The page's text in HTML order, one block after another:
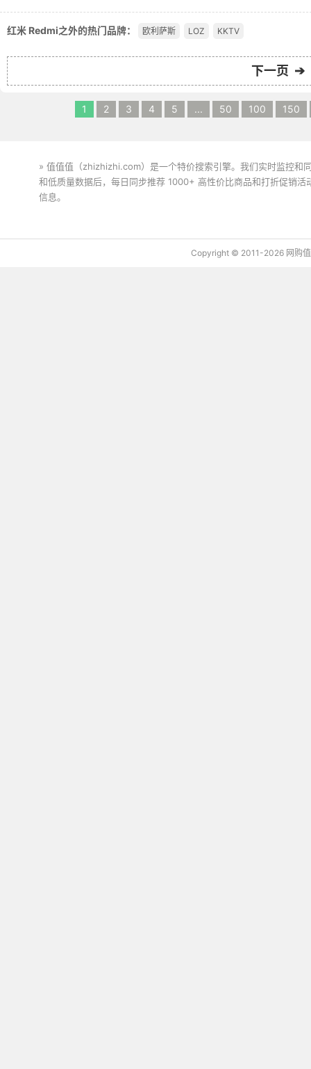
红米 Redmi之外的热门品牌： 欧利萨斯 LOZ KKTV
下一页 ➔
1 2 3 4 5 ... 50 100 150
» 值值值（zhizhizhi.com）是一个特价搜索引擎。我们实时监控和
和低质量数据后，每日同步推荐 1000+ 高性价比商品和打折促销
信息。
Copyright © 2011-2026 网购